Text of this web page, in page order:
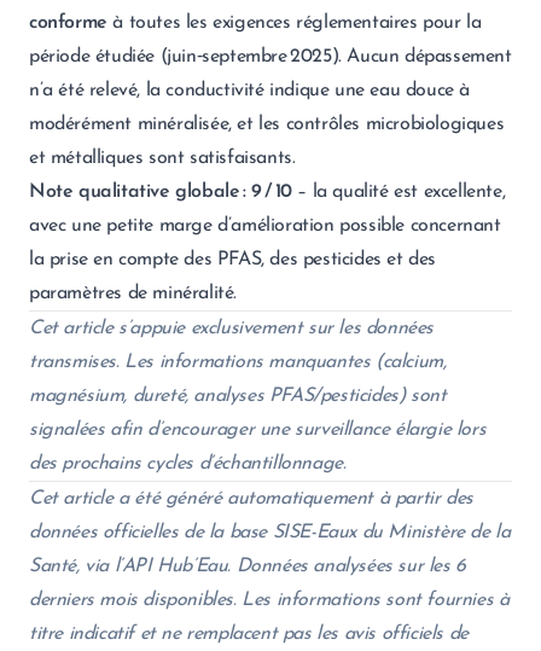
conforme à toutes les exigences réglementaires pour la
période étudiée (juin‑septembre 2025). Aucun dépassement
n’a été relevé, la conductivité indique une eau douce à
modérément minéralisée, et les contrôles microbiologiques
et métalliques sont satisfaisants.
Note qualitative globale : 9 / 10– la qualité est excellente,
avec une petite marge d’amélioration possible concernant
la prise en compte des PFAS, des pesticides et des
paramètres de minéralité.
Cet article s’appuie exclusivement sur les données
transmises. Les informations manquantes (calcium,
magnésium, dureté, analyses PFAS/pesticides) sont
signalées afin d’encourager une surveillance élargie lors
des prochains cycles d’échantillonnage.
Cet article a été généré automatiquement à partir des
données officielles de la base SISE-Eaux du Ministère de la
Santé, via l’API Hub’Eau. Données analysées sur les 6
derniers mois disponibles. Les informations sont fournies à
titre indicatif et ne remplacent pas les avis officiels de